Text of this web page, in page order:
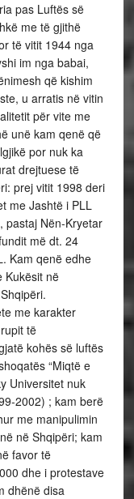
pas Luftës së
me të gjithë
të vitit 1944 nga
im nga babai,
që kishim
u arratis në vitin
për vite me
unë kam qenë që
por nuk ka
drejtuese të
prej vitit 1998 deri
me Jashtë i PLL
pastaj Nën-Kryetar
më dt. 24
Kam qenë edhe
Kukësit në
me karakter
të
kohës së luftës
“Miqtë e
Universitet nuk
2002) ; kam berë
me manipulimin
në Shqipëri; kam
favor të
dhe i protestave
dhënë disa